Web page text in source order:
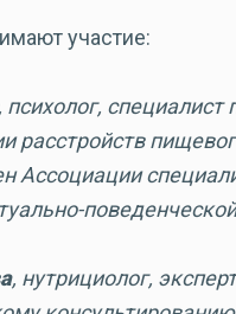
участие:
психолог, специалист
расстройств
Ассоциации
, нутрициолог,